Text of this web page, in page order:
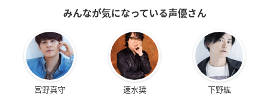
みんなが気になっている声優さん
宮野真守 速水奨 下野紘